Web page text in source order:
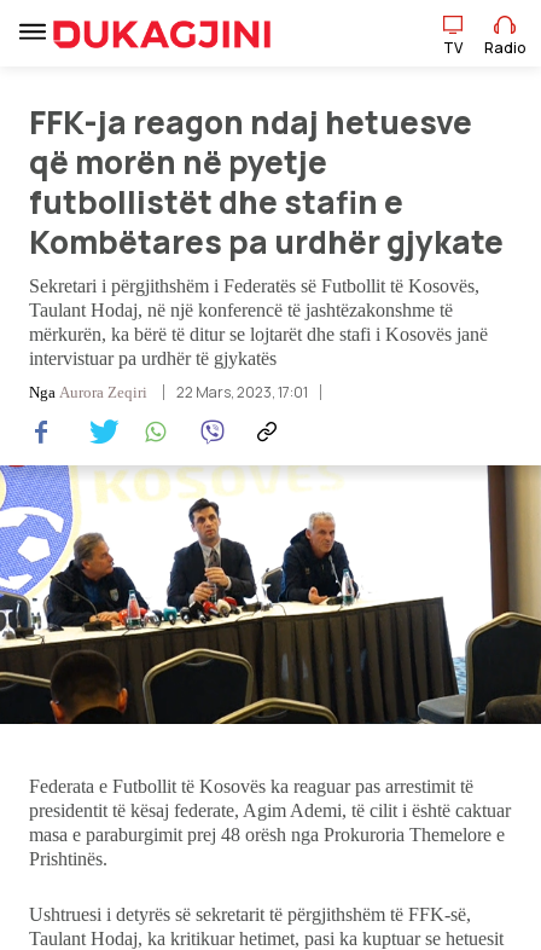
TV Radio
Lajme
Sport
Pikëpamje
Kulturë
Showbiz
Ekonomi
Teknologji
Udhëtime
TV Radio
FFK-ja reagon ndaj hetuesve
që morën në pyetje
futbollistët dhe stafin e
Kombëtares pa urdhër gjykate
Sekretari i përgjithshëm i Federatës së Futbollit të Kosovës,
Taulant Hodaj, në një konferencë të jashtëzakonshme të
mërkurën, ka bërë të ditur se lojtarët dhe stafi i Kosovës janë
intervistuar pa urdhër të gjykatës
Nga Aurora Zeqiri 22 Mars, 2023, 17:01
Federata e Futbollit të Kosovës ka reaguar pas arrestimit të
presidentit të kësaj federate, Agim Ademi, të cilit i është caktuar
masa e paraburgimit prej 48 orësh nga Prokuroria Themelore e
Prishtinës.
Ushtruesi i detyrës së sekretarit të përgjithshëm të FFK-së,
Taulant Hodaj, ka kritikuar hetimet, pasi ka kuptuar se hetuesit